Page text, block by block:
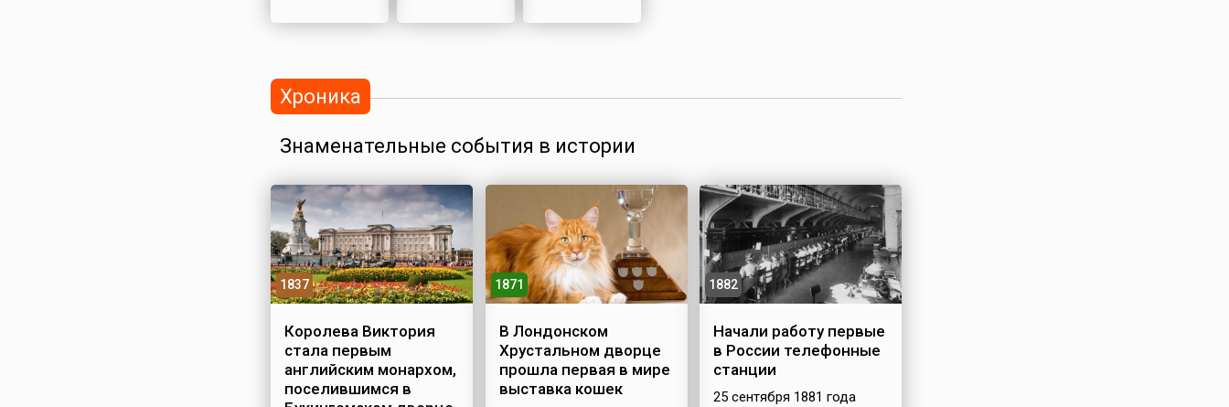
Хроника
Знаменательные события в истории
1837
Королева Виктория
стала первым
английским монархом,
поселившимся в
1871
В Лондонском
Хрустальном дворце
прошла первая в мире
выставка кошек
1882
Начали работу первые
в России телефонные
станции
25 сентября 1881 года